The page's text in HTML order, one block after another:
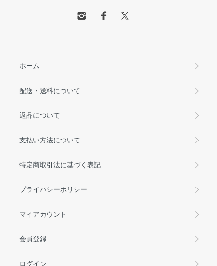
ホーム
配送・送料について
返品について
支払い方法について
特定商取引法に基づく表記
プライバシーポリシー
マイアカウント
会員登録
ログイン